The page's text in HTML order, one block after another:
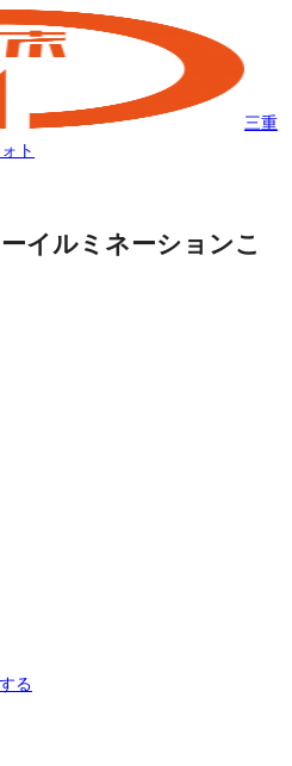
三重
ト
イルミネーションこ
る